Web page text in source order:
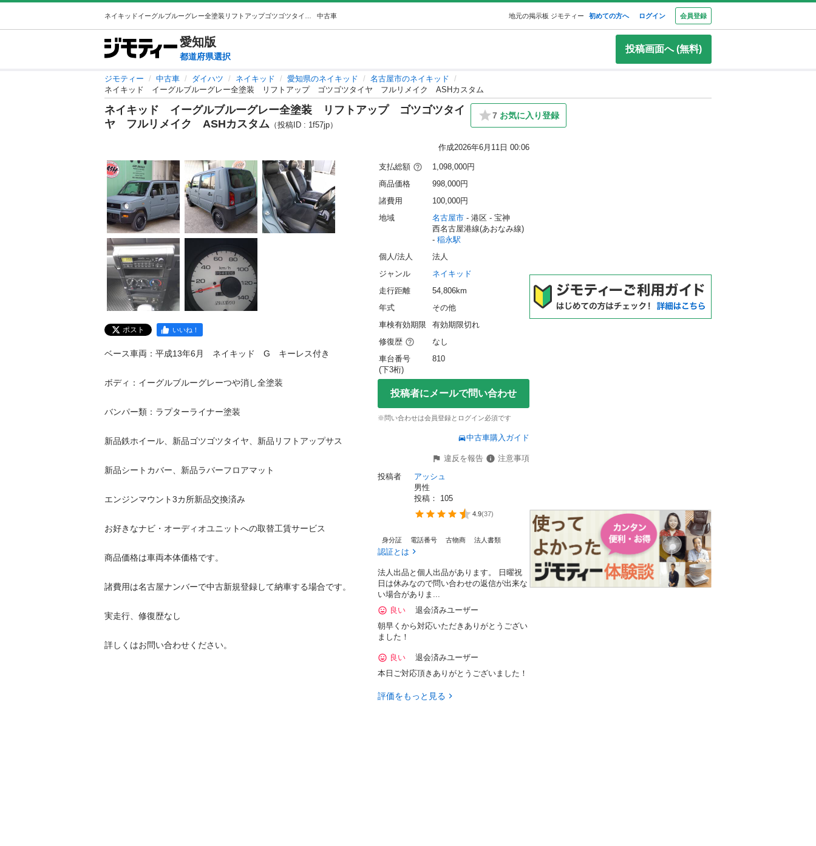
中古車 地元の掲示板 ジモティー 初めての方へ ログイン 会員登録
愛知版
都道府県選択
投稿画面へ (無料)
ジモティー 中古車 ダイハツ ネイキッド 愛知県のネイキッド
名古屋市のネイキッド
ネイキッド イーグルブルーグレー全塗装 リフトアップ ゴツゴツタイヤ フルリメイク ASHカスタム
ネイキッド イーグルブルーグレー全塗装 リフトアップ ゴツゴツタイ
ヤ フルリメイク ASHカスタム （投稿ID : 1f57jp）
7 お気に入り登録
作成2026年6月11日 00:06
ポスト いいね！
ベース車両：平成13年6月　ネイキッド　G　キーレス付き
ボディ：イーグルブルーグレーつや消し全塗装
バンパー類：ラプターライナー塗装
新品鉄ホイール、新品ゴツゴツタイヤ、新品リフトアップサス
新品シートカバー、新品ラバーフロアマット
エンジンマウント3カ所新品交換済み
お好きなナビ・オーディオユニットへの取替工賃サービス
商品価格は車両本体価格です。
諸費用は名古屋ナンバーで中古新規登録して納車する場合です。
実走行、修復歴なし
詳しくはお問い合わせください。
支払総額
1,098,000円
商品価格
998,000円
諸費用
100,000円
地域
名古屋市 - 港区 - 宝神
西名古屋港線(あおなみ線)
- 稲永駅
個人/法人
法人
ジャンル
ネイキッド
走行距離
54,806km
年式
その他
車検有効期限
有効期限切れ
修復歴
なし
車台番号
(下3桁)
810
投稿者にメールで問い合わせ
※問い合わせは会員登録とログイン必須です
中古車購入ガイド
違反を報告
注意事項
投稿者
アッシュ
男性
投稿： 105
4.9(37)
身分証 電話番号 古物商 法人書類
認証とは
法人出品と個人出品があります。 日曜祝
日は休みなので問い合わせの返信が出来な
い場合がありま...
良い
退会済みユーザー
朝早くから対応いただきありがとうござい
ました！
良い
退会済みユーザー
本日ご対応頂きありがとうございました！
評価をもっと見る